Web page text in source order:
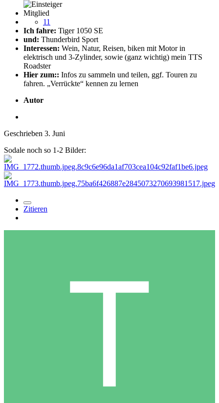
Mitglied
11
Ich fahre: Tiger 1050 SE
und: Thunderbird Sport
Interessen: Wein, Natur, Reisen, biken mit Motor in
elektrisch und 3-Zylinder, sowie (ganz wichtig) mein TTS
Roadster
Hier zum:: Infos zu sammeln und teilen, ggf. Touren zu
fahren. „Verrückte“ kennen zu lernen
Autor
Geschrieben 3. Juni
Sodale noch so 1-2 Bilder:
Zitieren